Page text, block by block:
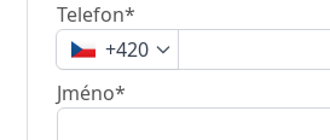
Telefon*
+420
Jméno*